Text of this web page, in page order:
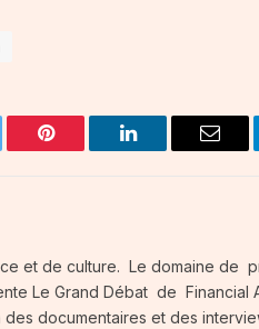
Pinterest LinkedIn Email
et de culture. Le domaine de
Le Grand Débat de Financial
documentaires et des